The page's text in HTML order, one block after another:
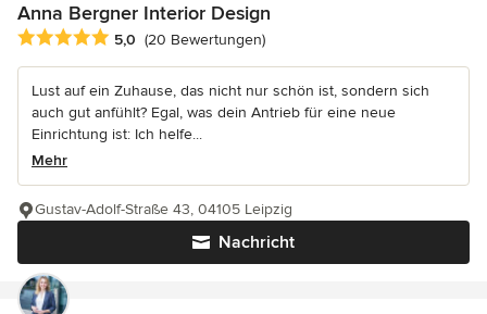
Anna Bergner Interior Design
Durchschnittliche Bewertung: 5 von 5 Sternen
5,0 (20 Bewertungen)
Lust auf ein Zuhause, das nicht nur schön ist, sondern sich
auch gut anfühlt? Egal, was dein Antrieb für eine neue
Einrichtung ist: Ich helfe...
Mehr
Nachricht
Gustav-Adolf-Straße 43, 04105 Leipzig